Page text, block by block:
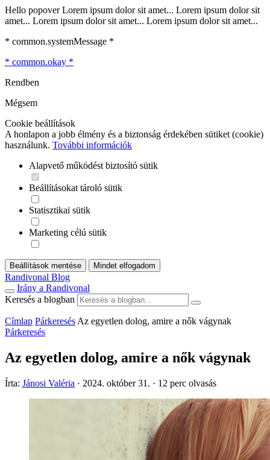
Hello popover Lorem ipsum dolor sit amet... Lorem ipsum dolor sit
amet... Lorem ipsum dolor sit amet... Lorem ipsum dolor sit amet...
* common.systemMessage *
* common.okay *
Rendben
Mégsem
Cookie beállítások
A honlapon a jobb élmény és a biztonság érdekében sütiket (cookie)
használunk. További információk
Alapvető működést biztosító sütik
Beállításokat tároló sütik
Statisztikai sütik
Marketing célú sütik
Beállítások mentése Mindet elfogadom
Randivonal Blog
Irány a Randivonal
Keresés a blogban
Címlap Párkeresés Az egyetlen dolog, amire a nők vágynak
Párkeresés
Az egyetlen dolog, amire a nők vágynak
Írta: Jánosi Valéria · 2024. október 31. · 12 perc olvasás